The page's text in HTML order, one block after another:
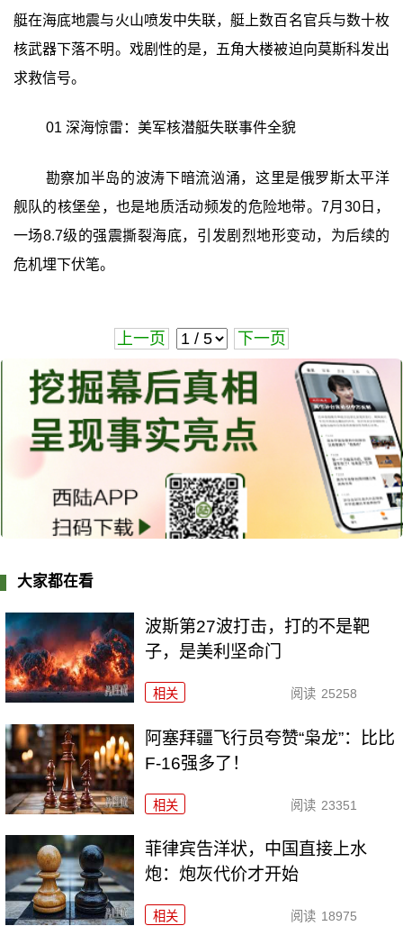
艇在海底地震与火山喷发中失联，艇上数百名官兵与数十枚
核武器下落不明。戏剧性的是，五角大楼被迫向莫斯科发出
求救信号。
01 深海惊雷：美军核潜艇失联事件全貌
勘察加半岛的波涛下暗流汹涌，这里是俄罗斯太平洋
舰队的核堡垒，也是地质活动频发的危险地带。7月30日，
一场8.7级的强震撕裂海底，引发剧烈地形变动，为后续的
危机埋下伏笔。
上一页 下一页
大家都在看
波斯第27波打击，打的不是靶
子，是美利坚命门
相关 阅读 25258
阿塞拜疆飞行员夸赞“枭龙”：比比
F-16强多了！
相关 阅读 23351
菲律宾告洋状，中国直接上水
炮：炮灰代价才开始
相关 阅读 18975